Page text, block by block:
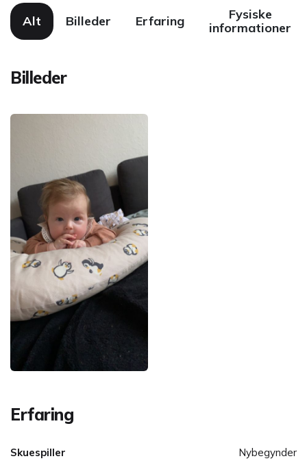
Alt Billeder Erfaring
Fysiske
informationer
Billeder
Erfaring
Skuespiller Nybegynder